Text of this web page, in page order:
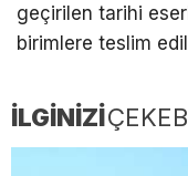
geçirilen tarihi
birimlere teslim
İLGİNİZİ